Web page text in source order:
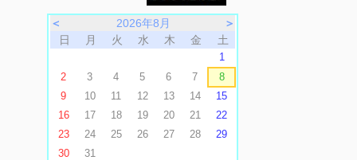
＜ 2026年8月
＞
日
月 火 水 木 金 土
1
2
3 4 5 6 7
8
9
10 11 12 13 14
15
16
17 18 19 20 21
22
23
24 25 26 27 28
29
30
31